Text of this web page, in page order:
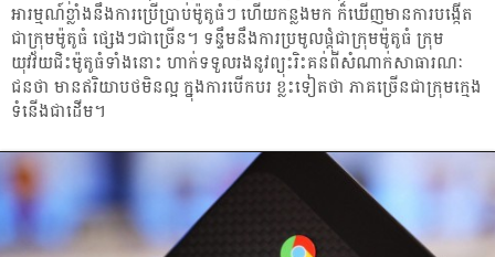
អារម្មណ៍​ខ្លាំង​នឹង​ការ​ប្រើ​ប្រាប់​​ម៉ូតូ​ធំៗ ហើយ​កន្លង​មក ​ក៏​ឃើញ​មាន​ការ​បង្កើត​
ជា​ក្រុម​ម៉ូតូ​ធំ ផ្សេងៗ​ជា​ច្រើន​។ ទន្ទឹម​នឹង​ការ​​​ប្រមូល​ផ្ដុំ​ជា​ក្រុម​ម៉ូតូ​ធំ​ ​ក្រុម​
យុវវ័យ​​​ជិះ​ម៉ូតូ​ធំ​ទាំង​នោះ​​ ហាក់​​​ទទួល​រង​នូវ​ព្យុះ​រិះគន់​ពី​សំណាក់​​សាធារណៈ​
ជន​ថា​ ​​មាន​ឥរិយា​បថ​មិន​ល្អ​ ​ក្នុង​ការ​​បើក​បរ ខ្លះ​ទៀត​ថា​ ភាគ​ច្រើន​ជា​ក្រុម​ក្មេង​
ទំនើង​​​ជា​ដើម​។